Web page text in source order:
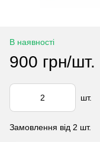
В наявності
900 грн/шт.
шт.
Замовлення від 2 шт.